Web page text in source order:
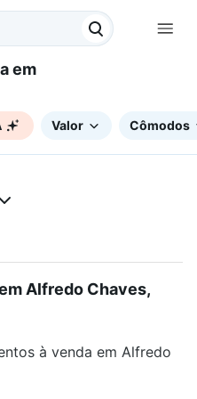
Valor Cômodos
Alfredo Chaves,
à venda em Alfredo